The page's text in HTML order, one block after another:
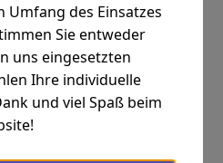
Umfang des Einsatzes
Sie entweder
uns eingesetzten
Ihre individuelle
und viel Spaß beim
der Gesundheitstag
– und das war ein
Von vormittags bis
ein spannendes